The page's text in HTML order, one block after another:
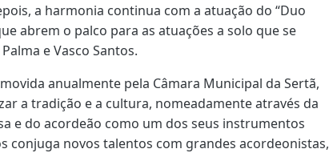
a harmonia continua com a atuação do “Duo
abrem o palco para as atuações a solo que se
e Vasco Santos.
anualmente pela Câmara Municipal da Sertã,
a tradição e a cultura, nomeadamente através da
e do acordeão como um dos seus instrumentos
conjuga novos talentos com grandes acordeonistas,